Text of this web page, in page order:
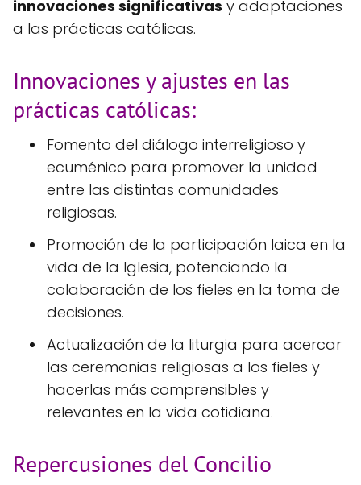
innovaciones significativas y adaptaciones
a las prácticas católicas.
Innovaciones y ajustes en las
prácticas católicas:
Fomento del diálogo interreligioso y
ecuménico para promover la unidad
entre las distintas comunidades
religiosas.
Promoción de la participación laica en la
vida de la Iglesia, potenciando la
colaboración de los fieles en la toma de
decisiones.
Actualización de la liturgia para acercar
las ceremonias religiosas a los fieles y
hacerlas más comprensibles y
relevantes en la vida cotidiana.
Repercusiones del Concilio